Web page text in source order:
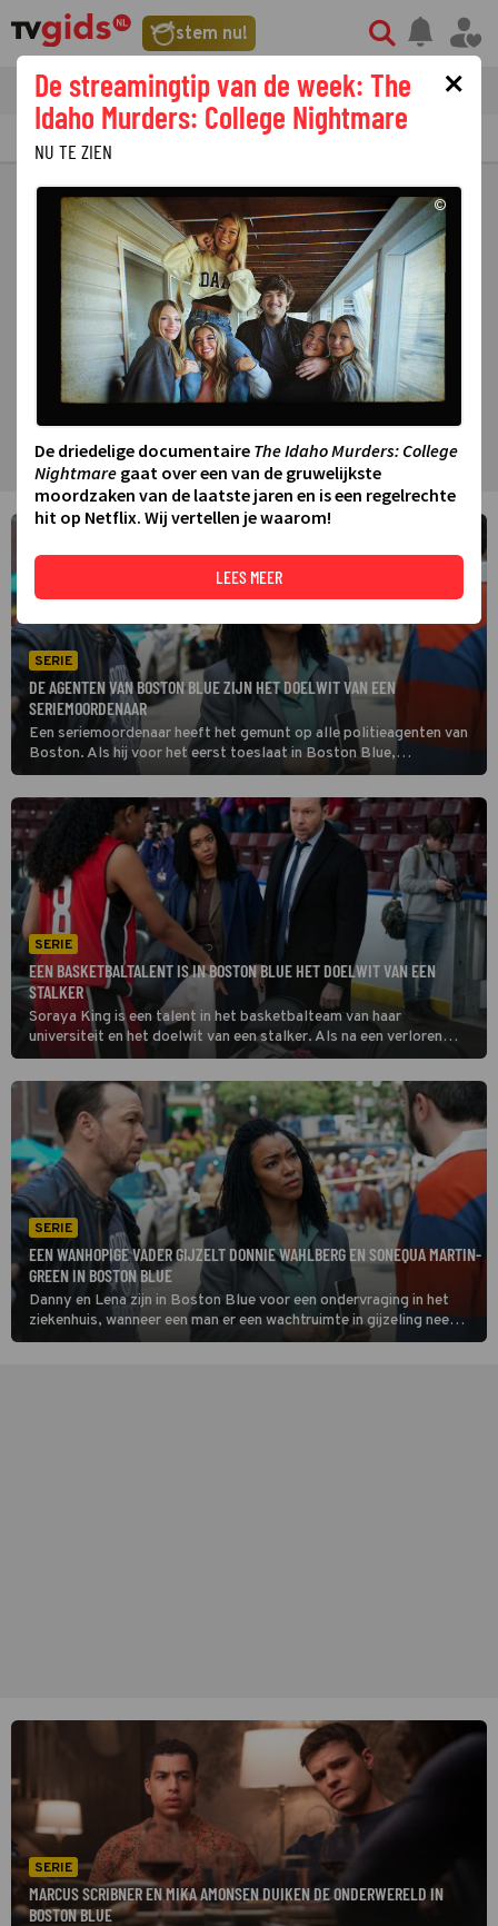
stem nu!
tvgids streaming nieuws
PRIMETIME GEMIST
SERIE
DE AGENTEN VAN BOSTON BLUE ZIJN HET DOELWIT VAN EEN
SERIEMOORDENAAR
Een seriemoordenaar heeft het gemunt op alle politieagenten van
Boston. Als hij voor het eerst toeslaat in Boston Blue,
ontspringen Jonah Silver en Sean Reagan door puur toeval de
dans. Hun collega's hebben echter minder geluk.
SERIE
EEN BASKETBALTALENT IS IN BOSTON BLUE HET DOELWIT VAN EEN
STALKER
Soraya King is een talent in het basketbalteam van haar
universiteit en het doelwit van een stalker. Als na een verloren
wedstrijd Soraya's coach wordt vermoord, buigen Danny Reagan
en Lena Silver zich in Boston Blue over de zaak.
SERIE
EEN WANHOPIGE VADER GIJZELT DONNIE WAHLBERG EN SONEQUA MARTIN-
GREEN IN BOSTON BLUE
Danny en Lena zijn in Boston Blue voor een ondervraging in het
ziekenhuis, wanneer een man er een wachtruimte in gijzeling neemt.
Het is een wanhopige vader die gelooft dat de transplantatielever
SERIE
MARCUS SCRIBNER EN MIKA AMONSEN DUIKEN DE ONDERWERELD IN
BOSTON BLUE
×
De streamingtip van de week: The
Idaho Murders: College Nightmare
NU TE ZIEN
©
De driedelige documentaire The Idaho Murders: College
Nightmare gaat over een van de gruwelijkste
moordzaken van de laatste jaren en is een regelrechte
hit op Netflix. Wij vertellen je waarom!
LEES MEER